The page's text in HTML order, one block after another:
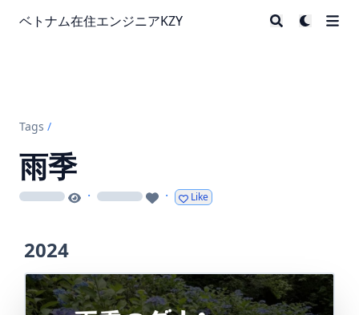
ベトナム在住エンジニアKZY
Tags /
雨季
loading · loading · Like
2024